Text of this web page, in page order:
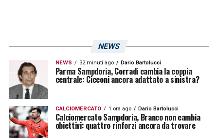
NEWS
NEWS 32 minuti ago Dario Bartolucci
Parma Sampdoria, Corradi cambia la coppia
centrale: Cicconi ancora adattato a sinistra?
CALCIOMERCATO 1 ora ago Dario Bartolucci
Calciomercato Sampdoria, Branco non cambia
obiettivi: quattro rinforzi ancora da trovare